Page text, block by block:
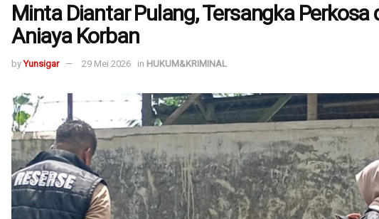
Minta Diantar Pulang, Tersangka Perkosa
Aniaya Korban
by Yunsigar 29 Mei 2026 in HUKUM&KRIMINAL